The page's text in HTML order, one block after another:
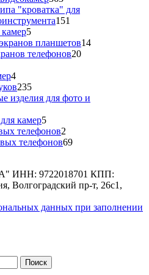
товара
"кроватка" для
151
55
товаров
планшетов1414
телефонов2020
44
товара
235235
товаров
изделия для фото и
камер55
товаров
телефонов2
товара
телефонов6969
ИНН: 9722018701 КПП:
Волгоградский пр-т, 26с1,
данных при заполнении
Поиск